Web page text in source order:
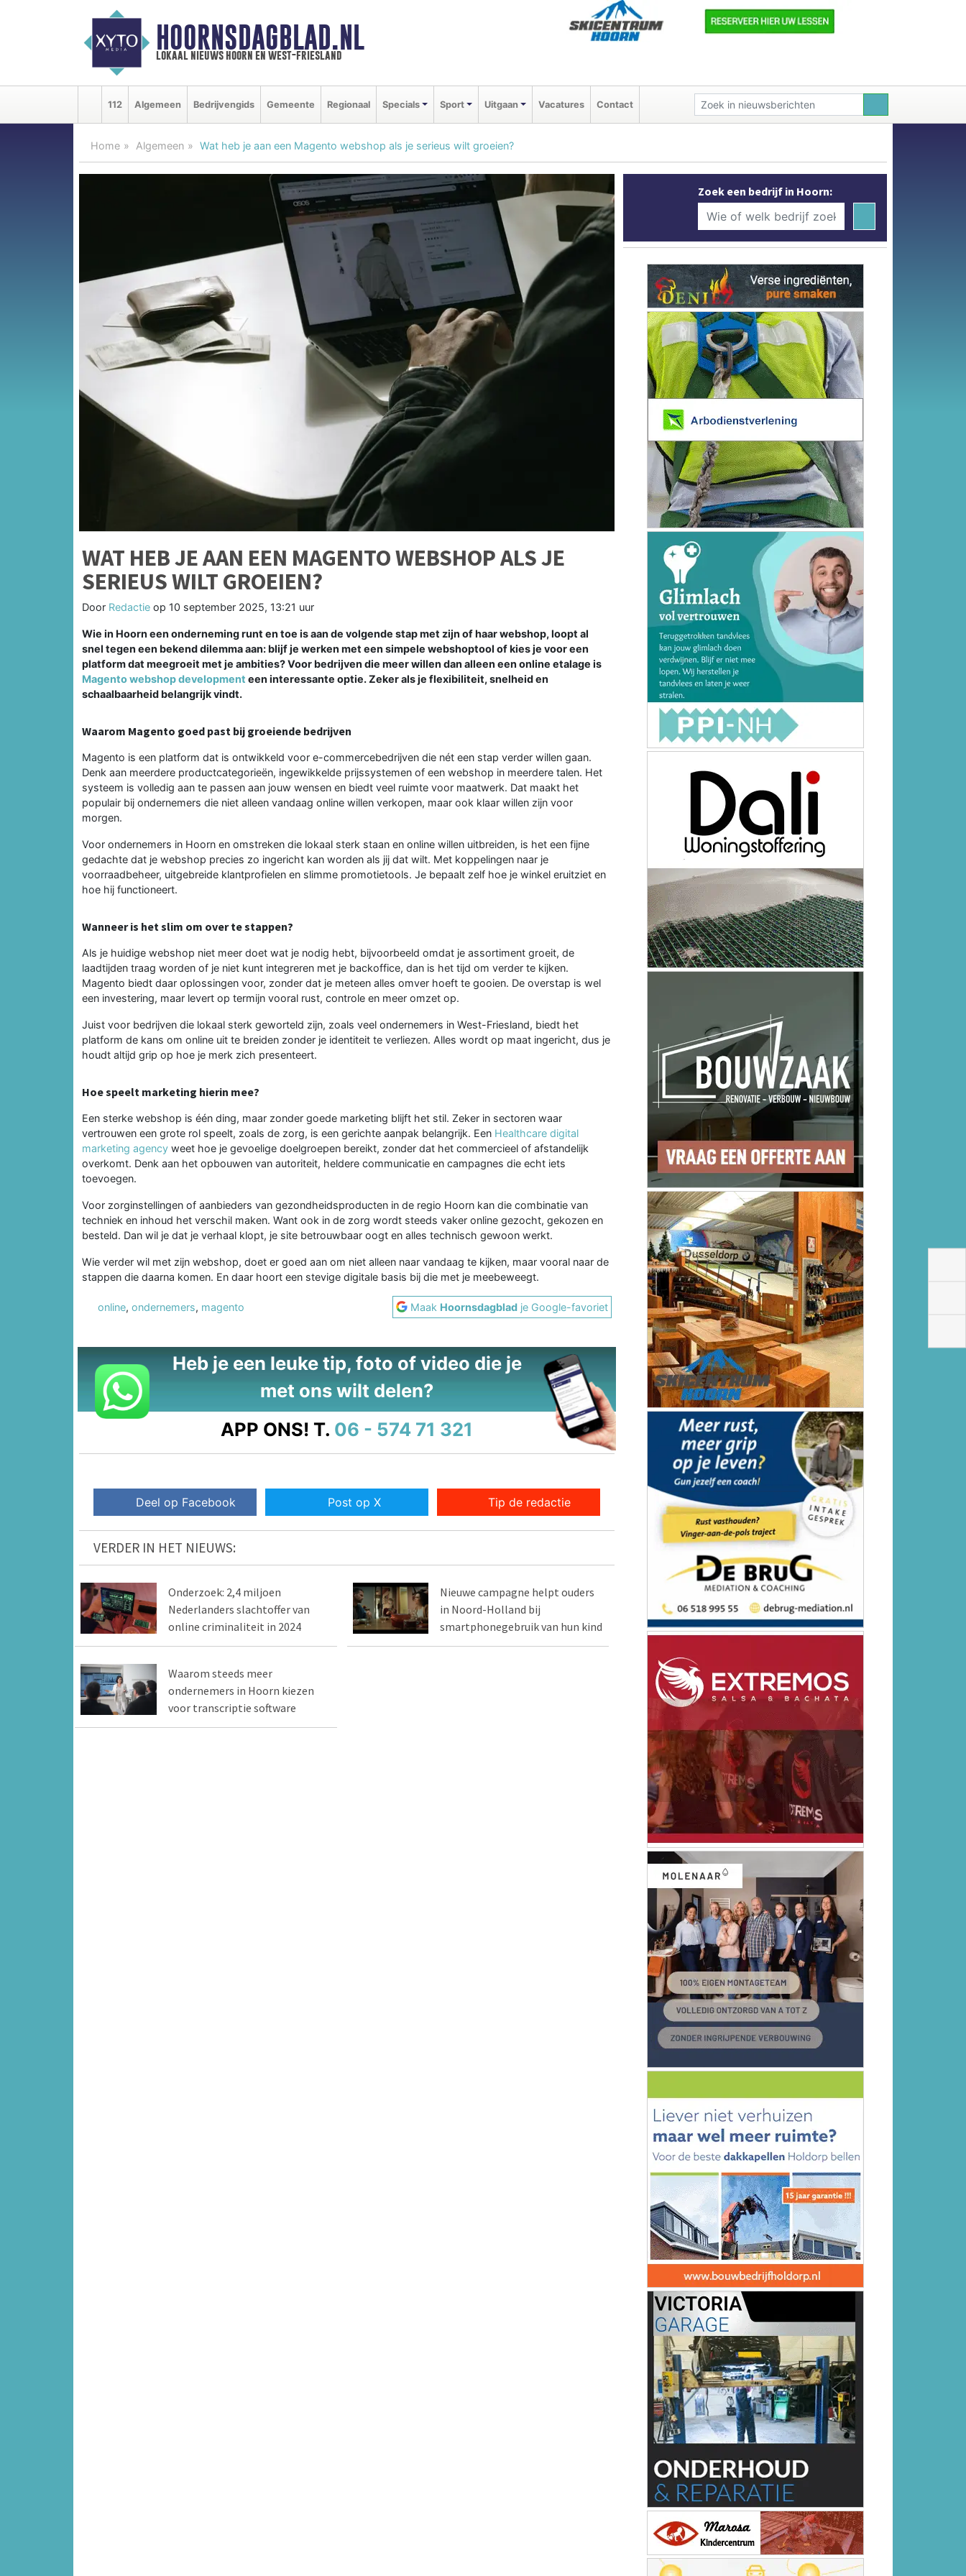
HOORNSDAGBLAD.NL
lokaal nieuws hoorn en west-friesland
112 Algemeen Bedrijvengids Gemeente Regionaal Specials Sport Uitgaan Vacatures Contact
Home Algemeen Wat heb je aan een Magento webshop als je serieus wilt groeien?
WAT HEB JE AAN EEN MAGENTO WEBSHOP ALS JE
SERIEUS WILT GROEIEN?
Door Redactie op 10 september 2025, 13:21 uur
Wie in Hoorn een onderneming runt en toe is aan de volgende stap met zijn of haar webshop, loopt al
snel tegen een bekend dilemma aan: blijf je werken met een simpele webshoptool of kies je voor een
platform dat meegroeit met je ambities? Voor bedrijven die meer willen dan alleen een online etalage is
Magento webshop development een interessante optie. Zeker als je flexibiliteit, snelheid en
schaalbaarheid belangrijk vindt.
Waarom Magento goed past bij groeiende bedrijven
Magento is een platform dat is ontwikkeld voor e-commercebedrijven die nét een stap verder willen gaan.
Denk aan meerdere productcategorieën, ingewikkelde prijssystemen of een webshop in meerdere talen. Het
systeem is volledig aan te passen aan jouw wensen en biedt veel ruimte voor maatwerk. Dat maakt het
populair bij ondernemers die niet alleen vandaag online willen verkopen, maar ook klaar willen zijn voor
morgen.
Voor ondernemers in Hoorn en omstreken die lokaal sterk staan en online willen uitbreiden, is het een fijne
gedachte dat je webshop precies zo ingericht kan worden als jij dat wilt. Met koppelingen naar je
voorraadbeheer, uitgebreide klantprofielen en slimme promotietools. Je bepaalt zelf hoe je winkel eruitziet en
hoe hij functioneert.
Wanneer is het slim om over te stappen?
Als je huidige webshop niet meer doet wat je nodig hebt, bijvoorbeeld omdat je assortiment groeit, de
laadtijden traag worden of je niet kunt integreren met je backoffice, dan is het tijd om verder te kijken.
Magento biedt daar oplossingen voor, zonder dat je meteen alles omver hoeft te gooien. De overstap is wel
een investering, maar levert op termijn vooral rust, controle en meer omzet op.
Juist voor bedrijven die lokaal sterk geworteld zijn, zoals veel ondernemers in West-Friesland, biedt het
platform de kans om online uit te breiden zonder je identiteit te verliezen. Alles wordt op maat ingericht, dus je
houdt altijd grip op hoe je merk zich presenteert.
Hoe speelt marketing hierin mee?
Een sterke webshop is één ding, maar zonder goede marketing blijft het stil. Zeker in sectoren waar
vertrouwen een grote rol speelt, zoals de zorg, is een gerichte aanpak belangrijk. Een Healthcare digital
marketing agency weet hoe je gevoelige doelgroepen bereikt, zonder dat het commercieel of afstandelijk
overkomt. Denk aan het opbouwen van autoriteit, heldere communicatie en campagnes die echt iets
toevoegen.
Voor zorginstellingen of aanbieders van gezondheidsproducten in de regio Hoorn kan die combinatie van
techniek en inhoud het verschil maken. Want ook in de zorg wordt steeds vaker online gezocht, gekozen en
besteld. Dan wil je dat je verhaal klopt, je site betrouwbaar oogt en alles technisch gewoon werkt.
Wie verder wil met zijn webshop, doet er goed aan om niet alleen naar vandaag te kijken, maar vooral naar de
stappen die daarna komen. En daar hoort een stevige digitale basis bij die met je meebeweegt.
online, ondernemers, magento Maak Hoornsdagblad je Google-favoriet
Heb je een leuke tip, foto of video die je
met ons wilt delen?
APP ONS! T. 06 - 574 71 321
Deel op Facebook Post op X Tip de redactie
VERDER IN HET NIEUWS:
Onderzoek: 2,4 miljoen
Nederlanders slachtoffer van
online criminaliteit in 2024
Nieuwe campagne helpt ouders
in Noord-Holland bij
smartphonegebruik van hun kind
Waarom steeds meer
ondernemers in Hoorn kiezen
voor transcriptie software
Zoek een bedrijf in Hoorn: